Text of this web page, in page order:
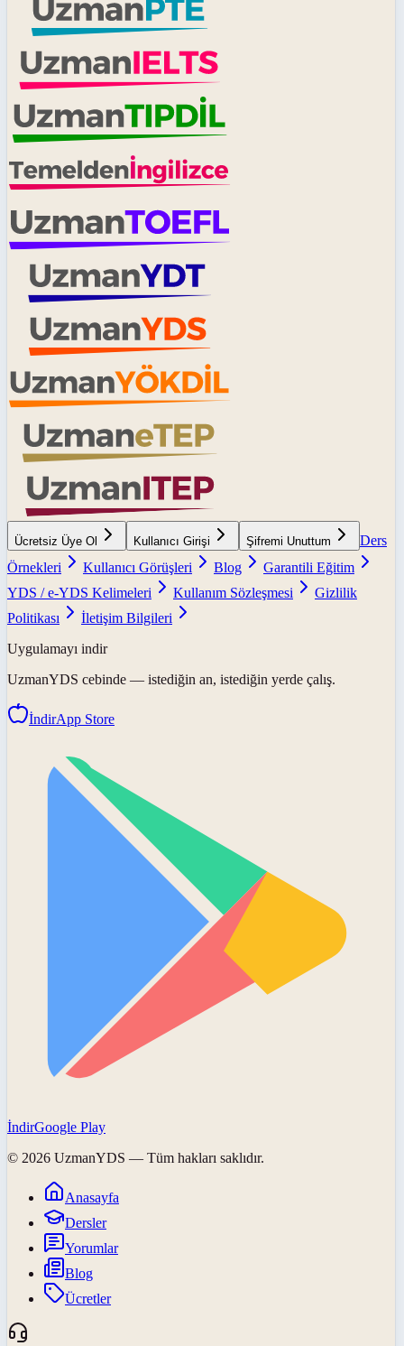
Ücretsiz Üye Ol Kullanıcı Girişi Şifremi Unuttum
Ders
Örnekleri
Kullanıcı Görüşleri Blog
Garantili Eğitim
YDS / e-YDS Kelimeleri
Kullanım Sözleşmesi
Gizlilik
Politikası
İletişim Bilgileri
Uygulamayı indir
UzmanYDS cebinde — istediğin an, istediğin yerde çalış.
İndirApp Store
İndirGoogle Play
© 2026 UzmanYDS — Tüm hakları saklıdır.
Anasayfa
Dersler
Yorumlar
Blog
Ücretler